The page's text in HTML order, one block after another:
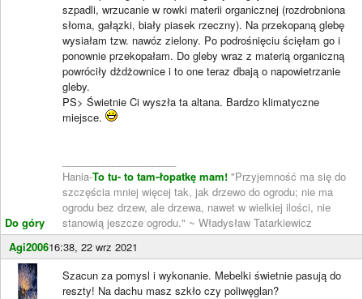
Do góry
szpadli, wrzucanie w rowki materii organicznej (rozdrobniona
słoma, gałązki, biały piasek rzeczny). Na przekopaną glebę
wysiałam tzw. nawóz zielony. Po podrośnięciu ścięłam go i
ponownie przekopałam. Do gleby wraz z materią organiczną
powróciły dżdżownice i to one teraz dbają o napowietrzanie
gleby.
PS> Świetnie Ci wyszła ta altana. Bardzo klimatyczne
miejsce.
Hania-To tu- to tam-łopatkę mam! "Przyjemność ma się do
szczęścia mniej więcej tak, jak drzewo do ogrodu; nie ma
ogrodu bez drzew, ale drzewa, nawet w wielkiej ilości, nie
stanowią jeszcze ogrodu." ~ Władysław Tatarkiewicz
Agi200616:38, 22 wrz 2021
Szacun za pomysl i wykonanie. Mebelki świetnie pasują do
reszty! Na dachu masz szkło czy poliwęglan?